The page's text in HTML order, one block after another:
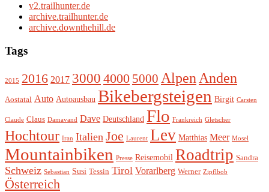
v2.trailhunter.de
archive.trailhunter.de
archive.downthehill.de
Tags
2015 2016 2017 3000 4000 5000 Alpen Anden
Aostatal Auto Autoausbau Bikebergsteigen Birgit Carsten
Claude Claus Damavand Dave Deutschland Flo Frankreich Gletscher
Hochtour Iran Italien Joe Laurent Lev Matthias Meer Mosel
Mountainbiken Presse Reisemobil Roadtrip Sandra
Schweiz Sebastian Susi Tessin Tirol Vorarlberg Werner Zipflbob
Österreich